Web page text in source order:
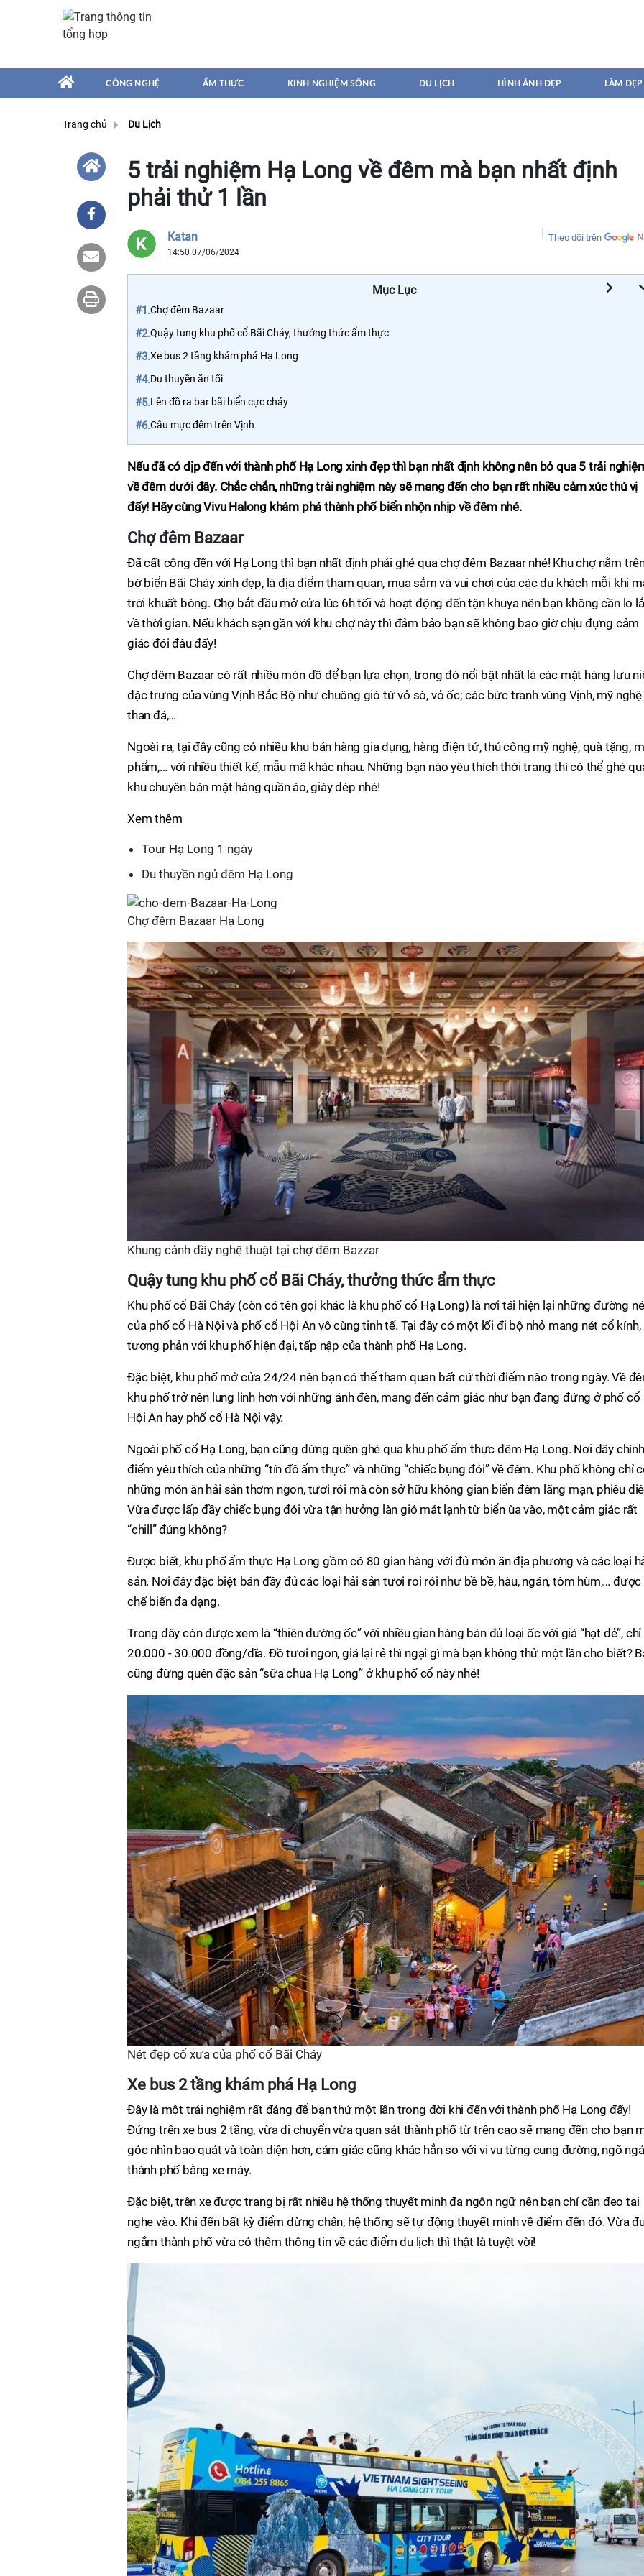
CÔNG NGHỆ ẨM THỰC KINH NGHIỆM SỐNG DU LỊCH HÌNH ẢNH ĐẸP LÀM ĐẸP
Trang chủ Du Lịch
5 trải nghiệm Hạ Long về đêm mà bạn nhất định
phải thử 1 lần
Katan
14:50 07/06/2024
Theo dõi trên
Mục Lục
#1.Chợ đêm Bazaar
#2.Quậy tung khu phố cổ Bãi Cháy, thưởng thức ẩm thực
#3.Xe bus 2 tầng khám phá Hạ Long
#4.Du thuyền ăn tối
#5.Lên đồ ra bar bãi biển cực cháy
#6.Câu mực đêm trên Vịnh
Nếu đã có dịp đến với thành phố Hạ Long xinh đẹp thì bạn nhất định không nên bỏ qua 5 trải
về đêm dưới đây. Chắc chắn, những trải nghiệm này sẽ mang đến cho bạn rất nhiều cảm xúc thú vị
đấy! Hãy cùng Vivu Halong khám phá thành phố biển nhộn nhịp về đêm nhé.
Chợ đêm Bazaar
Đã cất công đến với Hạ Long thì bạn nhất định phải ghé qua chợ đêm Bazaar nhé! Khu chợ nằm
bờ biển Bãi Cháy xinh đẹp, là địa điểm tham quan, mua sắm và vui chơi của các du khách mỗi khi
trời khuất bóng. Chợ bắt đầu mở cửa lúc 6h tối và hoạt động đến tận khuya nên bạn không cần lo
về thời gian. Nếu khách sạn gần với khu chợ này thì đảm bảo bạn sẽ không bao giờ chịu đựng cảm
giác đói đâu đấy!
Chợ đêm Bazaar có rất nhiều món đồ để bạn lựa chọn, trong đó nổi bật nhất là các mặt hàng lưu
đặc trưng của vùng Vịnh Bắc Bộ như chuông gió từ vỏ sò, vỏ ốc; các bức tranh vùng Vịnh, mỹ nghệ
than đá,…
Ngoài ra, tại đây cũng có nhiều khu bán hàng gia dụng, hàng điện tử, thủ công mỹ nghệ, quà tặng,
phẩm,… với nhiều thiết kế, mẫu mã khác nhau. Những bạn nào yêu thích thời trang thì có thể ghé
khu chuyên bán mặt hàng quần áo, giày dép nhé!
Xem thêm
Tour Hạ Long 1 ngày
Du thuyền ngủ đêm Hạ Long
Chợ đêm Bazaar Hạ Long
Khung cảnh đầy nghệ thuật tại chợ đêm Bazzar
Quậy tung khu phố cổ Bãi Cháy, thưởng thức ẩm thực
Khu phố cổ Bãi Cháy (còn có tên gọi khác là khu phố cổ Hạ Long) là nơi tái hiện lại những đường
của phố cổ Hà Nội và phố cổ Hội An vô cùng tinh tế. Tại đây có một lối đi bộ nhỏ mang nét cổ kính,
tương phản với khu phố hiện đại, tấp nập của thành phố Hạ Long.
Đặc biệt, khu phố mở cửa 24/24 nên bạn có thể tham quan bất cứ thời điểm nào trong ngày. Về
khu phố trở nên lung linh hơn với những ánh đèn, mang đến cảm giác như bạn đang đứng ở phố cổ
Hội An hay phố cổ Hà Nội vậy.
Ngoài phố cổ Hạ Long, bạn cũng đừng quên ghé qua khu phố ẩm thực đêm Hạ Long. Nơi đây
điểm yêu thích của những “tín đồ ẩm thực” và những “chiếc bụng đói” về đêm. Khu phố không chỉ
những món ăn hải sản thơm ngon, tươi rói mà còn sở hữu không gian biển đêm lãng mạn, phiêu
Vừa được lấp đầy chiếc bụng đói vừa tận hưởng làn gió mát lạnh từ biển ùa vào, một cảm giác rất
“chill” đúng không?
Được biết, khu phố ẩm thực Hạ Long gồm có 80 gian hàng với đủ món ăn địa phương và các loại
sản. Nơi đây đặc biệt bán đầy đủ các loại hải sản tươi roi rói như bề bề, hàu, ngán, tôm hùm,… được
chế biến đa dạng.
Trong đây còn được xem là “thiên đường ốc” với nhiều gian hàng bán đủ loại ốc với giá “hạt dẻ”,
20.000 - 30.000 đồng/dĩa. Đồ tươi ngon, giá lại rẻ thì ngại gì mà bạn không thử một lần cho biết?
cũng đừng quên đặc sản “sữa chua Hạ Long” ở khu phố cổ này nhé!
Nét đẹp cổ xưa của phố cổ Bãi Cháy
Xe bus 2 tầng khám phá Hạ Long
Đây là một trải nghiệm rất đáng để bạn thử một lần trong đời khi đến với thành phố Hạ Long đấy!
Đứng trên xe bus 2 tầng, vừa di chuyển vừa quan sát thành phố từ trên cao sẽ mang đến cho bạn
góc nhìn bao quát và toàn diện hơn, cảm giác cũng khác hẳn so với vi vu từng cung đường, ngõ
thành phố bằng xe máy.
Đặc biệt, trên xe được trang bị rất nhiều hệ thống thuyết minh đa ngôn ngữ nên bạn chỉ cần đeo tai
nghe vào. Khi đến bất kỳ điểm dừng chân, hệ thống sẽ tự động thuyết minh về điểm đến đó. Vừa
ngắm thành phố vừa có thêm thông tin về các điểm du lịch thì thật là tuyệt vời!